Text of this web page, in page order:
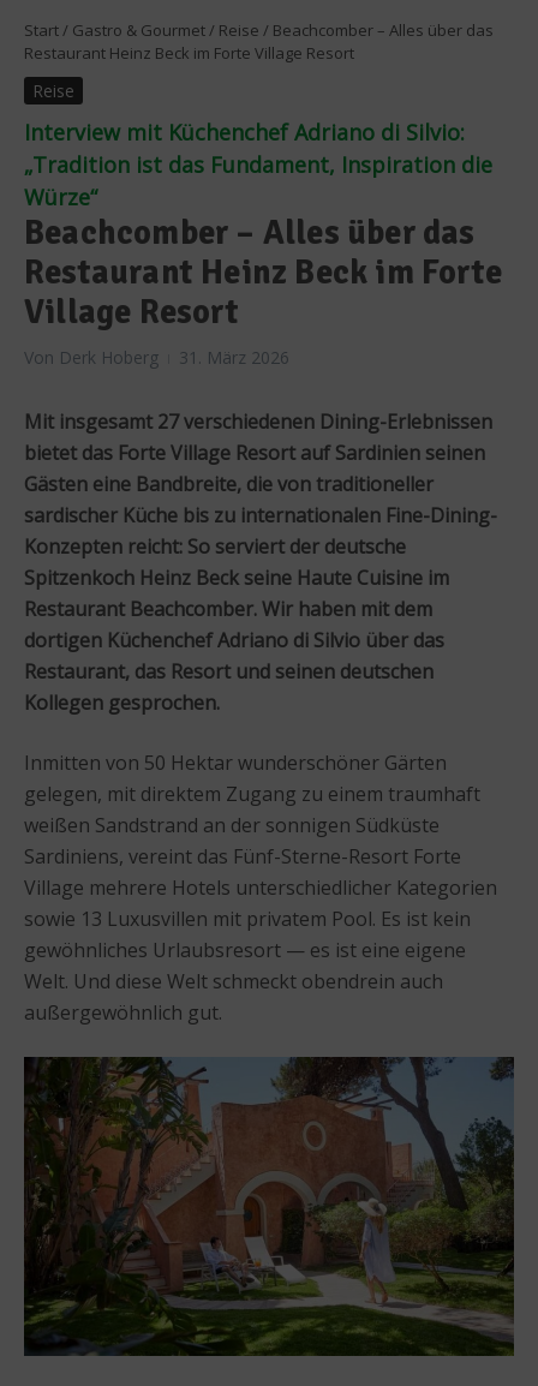
Start / Gastro & Gourmet / Reise / Beachcomber – Alles über das
Restaurant Heinz Beck im Forte Village Resort
Reise
Interview mit Küchenchef Adriano di Silvio:
„Tradition ist das Fundament, Inspiration die
Würze“
Beachcomber – Alles über das
Restaurant Heinz Beck im Forte
Village Resort
Von Derk Hoberg 31. März 2026
Mit insgesamt 27 verschiedenen Dining-Erlebnissen
bietet das Forte Village Resort auf Sardinien seinen
Gästen eine Bandbreite, die von traditioneller
sardischer Küche bis zu internationalen Fine-Dining-
Konzepten reicht: So serviert der deutsche
Spitzenkoch Heinz Beck seine Haute Cuisine im
Restaurant Beachcomber. Wir haben mit dem
dortigen Küchenchef Adriano di Silvio über das
Restaurant, das Resort und seinen deutschen
Kollegen gesprochen.
Inmitten von 50 Hektar wunderschöner Gärten
gelegen, mit direktem Zugang zu einem traumhaft
weißen Sandstrand an der sonnigen Südküste
Sardiniens, vereint das Fünf-Sterne-Resort Forte
Village mehrere Hotels unterschiedlicher Kategorien
sowie 13 Luxusvillen mit privatem Pool. Es ist kein
gewöhnliches Urlaubsresort — es ist eine eigene
Welt. Und diese Welt schmeckt obendrein auch
außergewöhnlich gut.